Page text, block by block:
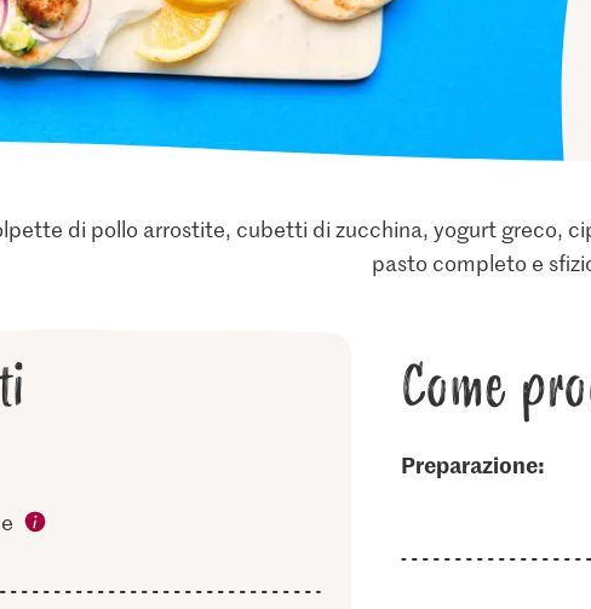
di pollo arrostite, cubetti di zucchina, yogurt greco,
pasto completo e
Come
Preparazione: